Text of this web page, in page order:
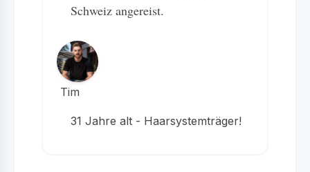
Schweiz angereist.
Tim
31 Jahre alt - Haarsystemträger!